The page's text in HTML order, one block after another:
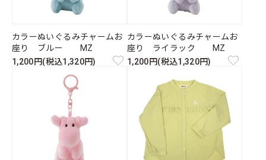
カラーぬいぐるみチャームお
座り ブルー MZ
1,200円(税込1,320円)
カラーぬいぐるみチャームお
座り ライラック MZ
1,200円(税込1,320円)